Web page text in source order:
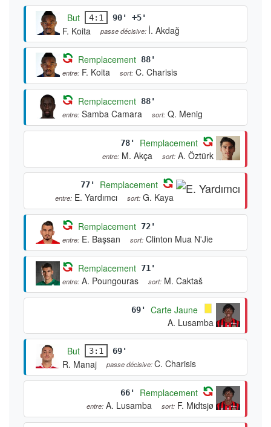
But 4:1 90' +5'
F. Koita passe décisive: İ. Akdağ
Remplacement 88'
entre: F. Koita sort: C. Charisis
Remplacement 88'
entre: Samba Camara sort: Q. Menig
78' Remplacement
entre: M. Akça sort: A. Öztürk
77' Remplacement
entre: E. Yardımcı sort: G. Kaya
Remplacement 72'
entre: E. Başsan sort: Clinton Mua N'Jie
Remplacement 71'
entre: A. Poungouras sort: M. Caktaš
69'
Carte Jaune
A. Lusamba
But 3:1 69'
R. Manaj passe décisive:C. Charisis
66' Remplacement
entre: A. Lusamba sort: F. Midtsjø